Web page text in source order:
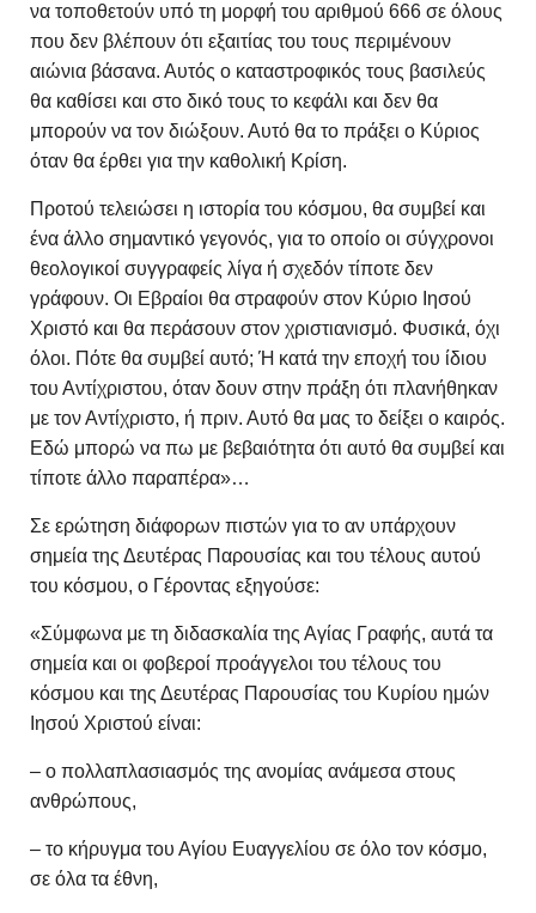
να τοποθετούν υπό τη μορφή του αριθμού 666 σε όλους
που δεν βλέπουν ότι εξαιτίας του τους περιμένουν
αιώνια βάσανα. Αυτός ο καταστροφικός τους βασιλεύς
θα καθίσει και στο δικό τους το κεφάλι και δεν θα
μπορούν να τον διώξουν. Αυτό θα το πράξει ο Κύριος
όταν θα έρθει για την καθολική Κρίση.
Προτού τελειώσει η ιστορία του κόσμου, θα συμβεί και
ένα άλλο σημαντικό γεγονός, για το οποίο οι σύγχρονοι
θεολογικοί συγγραφείς λίγα ή σχεδόν τίποτε δεν
γράφουν. Οι Εβραίοι θα στραφούν στον Κύριο Ιησού
Χριστό και θα περάσουν στον χριστιανισμό. Φυσικά, όχι
όλοι. Πότε θα συμβεί αυτό; Ή κατά την εποχή του ίδιου
του Αντίχριστου, όταν δουν στην πράξη ότι πλανήθηκαν
με τον Αντίχριστο, ή πριν. Αυτό θα μας το δείξει ο καιρός.
Εδώ μπορώ να πω με βεβαιότητα ότι αυτό θα συμβεί και
τίποτε άλλο παραπέρα»…
Σε ερώτηση διάφορων πιστών για το αν υπάρχουν
σημεία της Δευτέρας Παρουσίας και του τέλους αυτού
του κόσμου, ο Γέροντας εξηγούσε:
«Σύμφωνα με τη διδασκαλία της Αγίας Γραφής, αυτά τα
σημεία και οι φοβεροί προάγγελοι του τέλους του
κόσμου και της Δευτέρας Παρουσίας του Κυρίου ημών
Ιησού Χριστού είναι:
– ο πολλαπλασιασμός της ανομίας ανάμεσα στους
ανθρώπους,
– το κήρυγμα του Αγίου Ευαγγελίου σε όλο τον κόσμο,
σε όλα τα έθνη,